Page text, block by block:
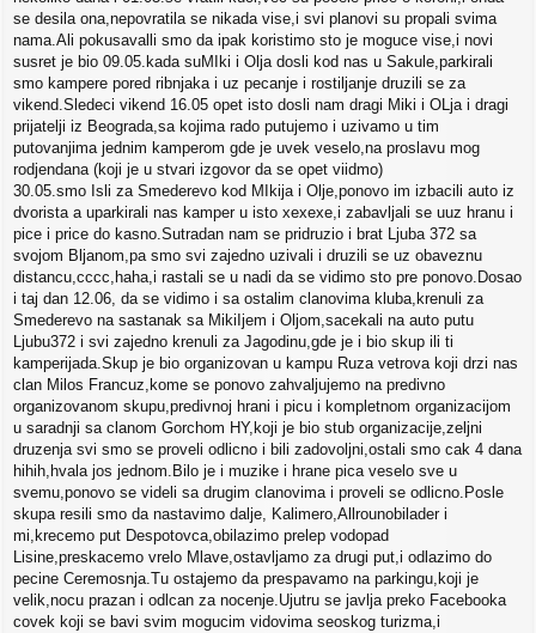
se desila ona,nepovratila se nikada vise,i svi planovi su propali svima
nama.Ali pokusavalli smo da ipak koristimo sto je moguce vise,i novi
susret je bio 09.05.kada suMIki i Olja dosli kod nas u Sakule,parkirali
smo kampere pored ribnjaka i uz pecanje i rostiljanje druzili se za
vikend.Sledeci vikend 16.05 opet isto dosli nam dragi Miki i OLja i dragi
prijatelji iz Beograda,sa kojima rado putujemo i uzivamo u tim
putovanjima jednim kamperom gde je uvek veselo,na proslavu mog
rodjendana (koji je u stvari izgovor da se opet viidmo)
30.05.smo Isli za Smederevo kod MIkija i Olje,ponovo im izbacili auto iz
dvorista a uparkirali nas kamper u isto xexexe,i zabavljali se uuz hranu i
pice i price do kasno.Sutradan nam se pridruzio i brat Ljuba 372 sa
svojom Bljanom,pa smo svi zajedno uzivali i druzili se uz obaveznu
distancu,cccc,haha,i rastali se u nadi da se vidimo sto pre ponovo.Dosao
i taj dan 12.06, da se vidimo i sa ostalim clanovima kluba,krenuli za
Smederevo na sastanak sa MikiIjem i Oljom,sacekali na auto putu
Ljubu372 i svi zajedno krenuli za Jagodinu,gde je i bio skup ili ti
kamperijada.Skup je bio organizovan u kampu Ruza vetrova koji drzi nas
clan Milos Francuz,kome se ponovo zahvaljujemo na predivno
organizovanom skupu,predivnoj hrani i picu i kompletnom organizacijom
u saradnji sa clanom Gorchom HY,koji je bio stub organizacije,zeljni
druzenja svi smo se proveli odlicno i bili zadovoljni,ostali smo cak 4 dana
hihih,hvala jos jednom.Bilo je i muzike i hrane pica veselo sve u
svemu,ponovo se videli sa drugim clanovima i proveli se odlicno.Posle
skupa resili smo da nastavimo dalje, Kalimero,Allrounobilader i
mi,krecemo put Despotovca,obilazimo prelep vodopad
Lisine,preskacemo vrelo Mlave,ostavljamo za drugi put,i odlazimo do
pecine Ceremosnja.Tu ostajemo da prespavamo na parkingu,koji je
velik,nocu prazan i odlcan za nocenje.Ujutru se javlja preko Facebooka
covek koji se bavi svim mogucim vidovima seoskog turizma,i